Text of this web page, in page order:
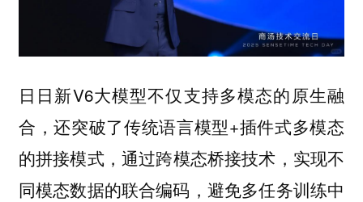
日日新V6大模型不仅支持多模态的原生融
合，还突破了传统语言模型+插件式多模态
的拼接模式，通过跨模态桥接技术 ，实现不
同模态数据的联合编码，避免多任务训练中